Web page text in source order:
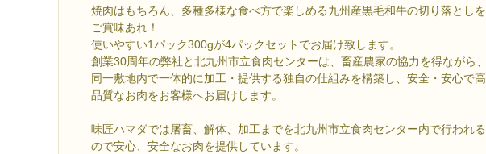
焼肉はもちろん、多種多様な食べ方で楽しめる九州産黒毛和牛の切り落としを
ご賞味あれ！
使いやすい1パック300gが4パックセットでお届け致します。
創業30周年の弊社と北九州市立食肉センターは、畜産農家の協力を得ながら、
同一敷地内で一体的に加工・提供する独自の仕組みを構築し、安全・安心で高
品質なお肉をお客様へお届けします。
味匠ハマダでは屠畜、解体、加工までを北九州市立食肉センター内で行われる
ので安心、安全なお肉を提供しています。